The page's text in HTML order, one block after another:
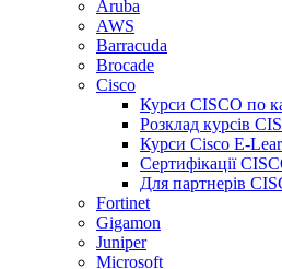
Aruba
AWS
Barracuda
Brocade
Cisco
Курси CISCO по
Розклад курсів
Курси Cisco E-
Сертифікації
Для партнерів
Fortinet
Gigamon
Juniper
Microsoft